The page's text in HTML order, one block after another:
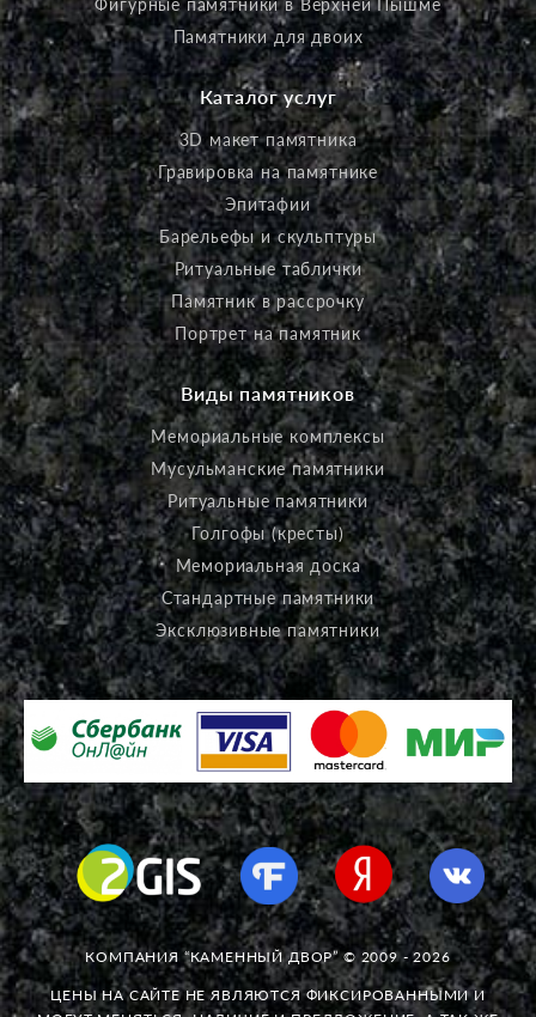
Фигурные памятники в Верхней Пышме
Памятники для двоих
Каталог услуг
3D макет памятника
Гравировка на памятнике
Эпитафии
Барельефы и скульптуры
Ритуальные таблички
Памятник в рассрочку
Портрет на памятник
Виды памятников
Мемориальные комплексы
Мусульманские памятники
Ритуальные памятники
Голгофы (кресты)
Мемориальная доска
Стандартные памятники
Эксклюзивные памятники
КОМПАНИЯ “КАМЕННЫЙ ДВОР” © 2009 - 2026
ЦЕНЫ НА САЙТЕ НЕ ЯВЛЯЮТСЯ ФИКСИРОВАННЫМИ И